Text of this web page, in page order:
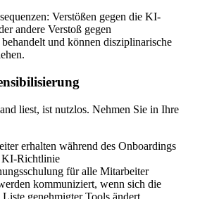
Verstößen gegen die KI-
andere Verstoß gegen
und können disziplinarische
liest, ist nutzlos. Nehmen Sie in Ihre
erhalten während des Onboardings
KI-Richtlinie
für alle Mitarbeiter
kommuniziert, wenn sich die
genehmigter Tools ändert